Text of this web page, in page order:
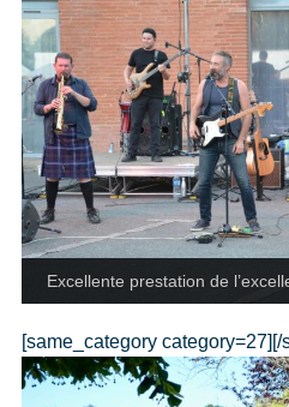
Excellente prestation de
[same_category category=27][/